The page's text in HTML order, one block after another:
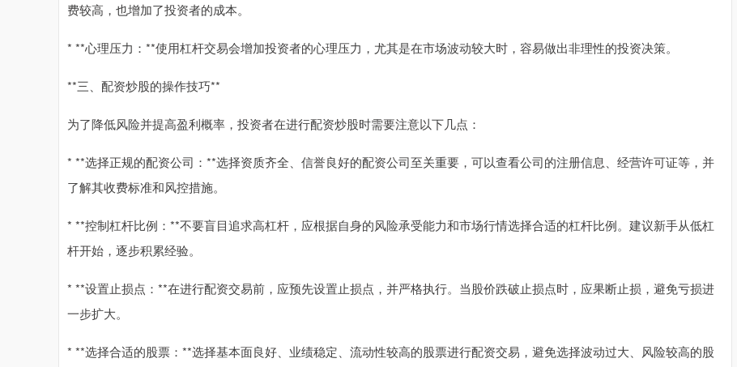
费较高，也增加了投资者的成本。
* **心理压力：**使用杠杆交易会增加投资者的心理压力，尤其是在市场波动较大时，容易做出非理性的投资决策。
**三、配资炒股的操作技巧**
为了降低风险并提高盈利概率，投资者在进行配资炒股时需要注意以下几点：
* **选择正规的配资公司：**选择资质齐全、信誉良好的配资公司至关重要，可以查看公司的注册信息、经营许可证等，并
了解其收费标准和风控措施。
* **控制杠杆比例：**不要盲目追求高杠杆，应根据自身的风险承受能力和市场行情选择合适的杠杆比例。建议新手从低杠
杆开始，逐步积累经验。
* **设置止损点：**在进行配资交易前，应预先设置止损点，并严格执行。当股价跌破止损点时，应果断止损，避免亏损进
一步扩大。
* **选择合适的股票：**选择基本面良好、业绩稳定、流动性较高的股票进行配资交易，避免选择波动过大、风险较高的股